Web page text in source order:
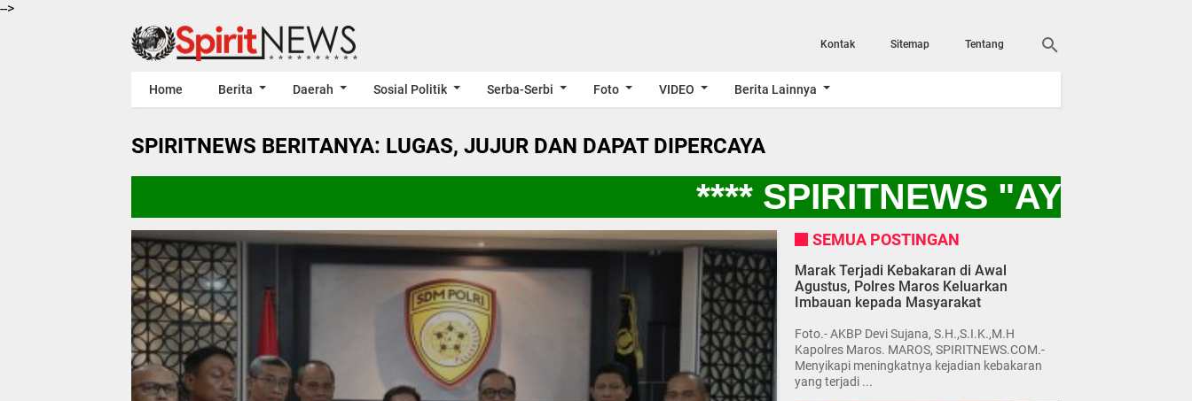
-->
Kontak Sitemap Tentang
Home Berita Daerah Sosial Politik Serba-Serbi Foto VIDEO Berita Lainnya
SPIRITNEWS BERITANYA: LUGAS, JUJUR DAN DAPAT DIPERCAYA
**** SPIRITNEWS "AYO KITA
SEMUA POSTINGAN
Marak Terjadi Kebakaran di Awal
Agustus, Polres Maros Keluarkan
Imbauan kepada Masyarakat
Foto.- AKBP Devi Sujana, S.H.,S.I.K.,M.H
Kapolres Maros. MAROS, SPIRITNEWS.COM.-
Menyikapi meningkatnya kejadian kebakaran
yang terjadi ...